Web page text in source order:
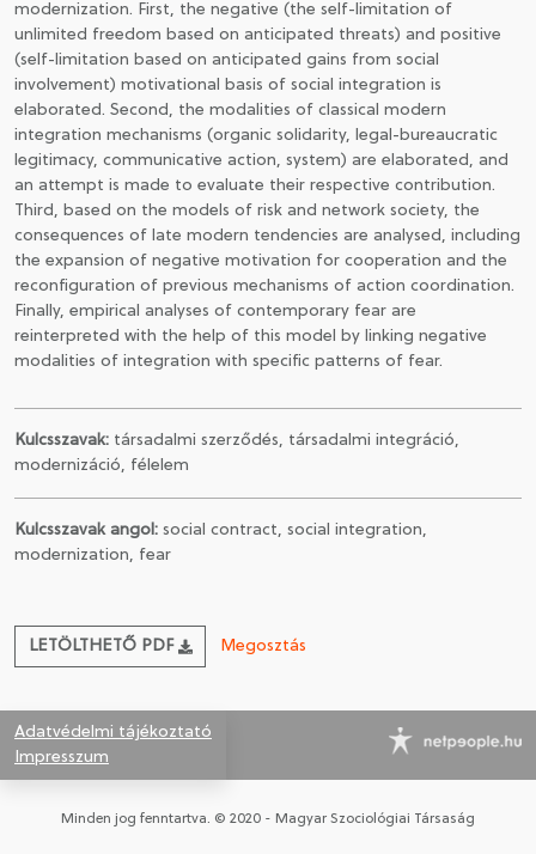
modernization. First, the negative (the self-limitation of
unlimited freedom based on anticipated threats) and positive
(self-limitation based on anticipated gains from social
involvement) motivational basis of social integration is
elaborated. Second, the modalities of classical modern
integration mechanisms (organic solidarity, legal-bureaucratic
legitimacy, communicative action, system) are elaborated, and
an attempt is made to evaluate their respective contribution.
Third, based on the models of risk and network society, the
consequences of late modern tendencies are analysed, including
the expansion of negative motivation for cooperation and the
reconfiguration of previous mechanisms of action coordination.
Finally, empirical analyses of contemporary fear are
reinterpreted with the help of this model by linking negative
modalities of integration with specific patterns of fear.
Kulcsszavak: társadalmi szerződés, társadalmi integráció,
modernizáció, félelem
Kulcsszavak angol: social contract, social integration,
modernization, fear
LETÖLTHETŐ PDF Megosztás
Adatvédelmi tájékoztató
Impresszum
Minden jog fenntartva. © 2020 - Magyar Szociológiai Társaság